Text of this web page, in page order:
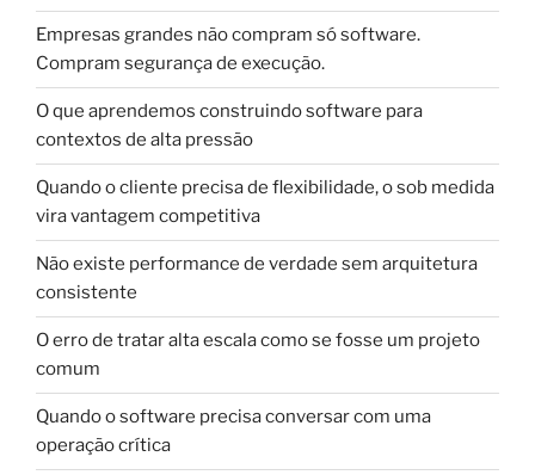
Empresas grandes não compram só software.
Compram segurança de execução.
O que aprendemos construindo software para
contextos de alta pressão
Quando o cliente precisa de flexibilidade, o sob medida
vira vantagem competitiva
Não existe performance de verdade sem arquitetura
consistente
O erro de tratar alta escala como se fosse um projeto
comum
Quando o software precisa conversar com uma
operação crítica